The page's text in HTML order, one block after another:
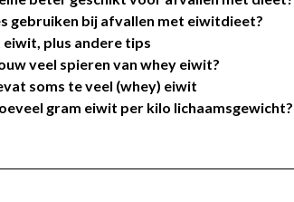
gebruiken bij afvallen met eiwitdieet?
plus andere tips
veel spieren van whey eiwit?
soms te veel (whey) eiwit
gram eiwit per kilo lichaamsgewicht?